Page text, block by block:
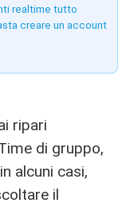
realtime tutto
creare un account
ripari
di gruppo,
alcuni casi,
il